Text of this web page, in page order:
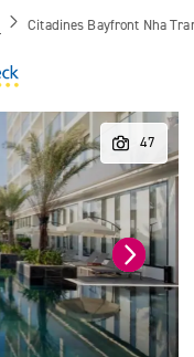
Citadines Bayfront Nha